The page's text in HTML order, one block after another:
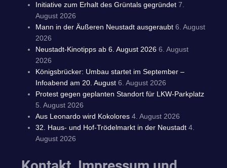
Initiative zum Erhalt des Grüntals gegründet 7.
August 2026
Mann in der Äußeren Neustadt ausgeraubt 6. August
2026
Neustadt-Kinotipps ab 6. August 2026 6. August
2026
Königsbrücker: Umbau startet im September –
Infoabend am 20. August 6. August 2026
Protest gegen geplanten Standort für LKW-Parkplatz
5. August 2026
Aus Leonardo wird Kokolores 4. August 2026
32. Haus- und Hof-Trödelmarkt in der Neustadt 4.
August 2026